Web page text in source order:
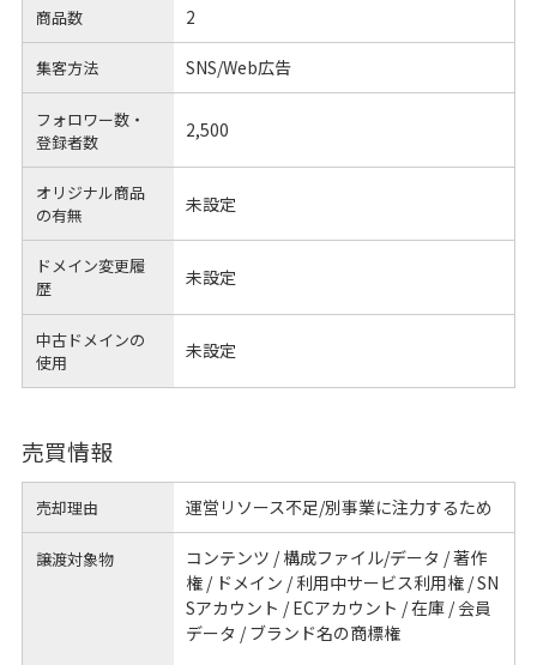
商品数 2
集客方法 SNS/Web広告
フォロワー数・
登録者数
2,500
オリジナル商品
の有無
未設定
ドメイン変更履
歴
未設定
中古ドメインの
使用
未設定
売買情報
売却理由 運営リソース不足/別事業に注力するため
譲渡対象物
コンテンツ / 構成ファイル/データ / 著作
権 / ドメイン / 利用中サービス利用権 / SN
Sアカウント / ECアカウント / 在庫 / 会員
データ / ブランド名の商標権